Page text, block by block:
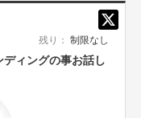
残り： 制限なし
ィングの事お話し